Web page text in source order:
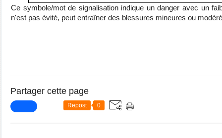
Ce symbole/mot de signalisation indique un danger avec un
n'est pas évité, peut entraîner des blessures mineures ou
Partager cette page
Repost 0